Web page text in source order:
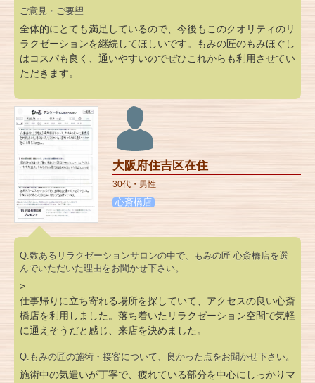
ご意見・ご要望
全体的にとても満足しているので、今後もこのクオリティのリ
ラクゼーションを継続してほしいです。もみの匠のもみほぐし
はコスパも良く、通いやすいのでぜひこれからも利用させてい
ただきます。
大阪府住吉区在住
30代・男性
心斎橋店
Q.数あるリラクゼーションサロンの中で、もみの匠 心斎橋店を選
んでいただいた理由をお聞かせ下さい。
>
仕事帰りに立ち寄れる場所を探していて、アクセスの良い心斎
橋店を利用しました。落ち着いたリラクゼーション空間で気軽
に通えそうだと感じ、来店を決めました。
Q.もみの匠の施術・接客について、良かった点をお聞かせ下さい。
施術中の気遣いが丁寧で、疲れている部分を中心にしっかりマ